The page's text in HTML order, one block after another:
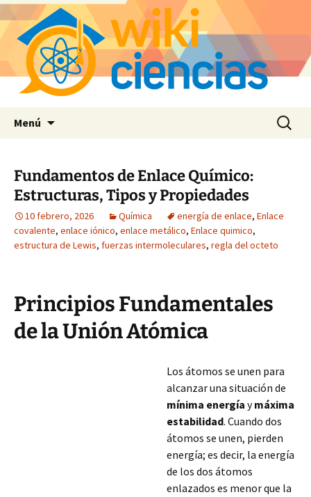
Menú Buscar:
Fundamentos de Enlace Químico:
Estructuras, Tipos y Propiedades
10 febrero, 2026 Química energía de enlace, Enlace
covalente, enlace iónico, enlace metálico, Enlace quimico,
estructura de Lewis, fuerzas intermoleculares, regla del octeto
Principios Fundamentales
de la Unión Atómica
Los átomos se unen para
alcanzar una situación de
mínima energía ymáxima
estabilidad. Cuando dos
átomos se unen, pierden
energía; es decir, la energía
de los dos átomos
enlazados es menor que la